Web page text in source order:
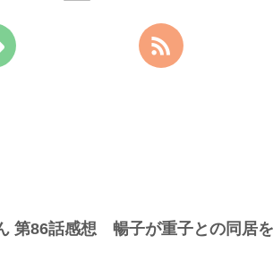
第86話感想 暢子が重子との同居